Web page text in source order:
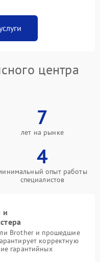
центра
7
лет на рынке
4
опыт работы
специалистов
и
Brother и прошедшие
корректную
гарантийных